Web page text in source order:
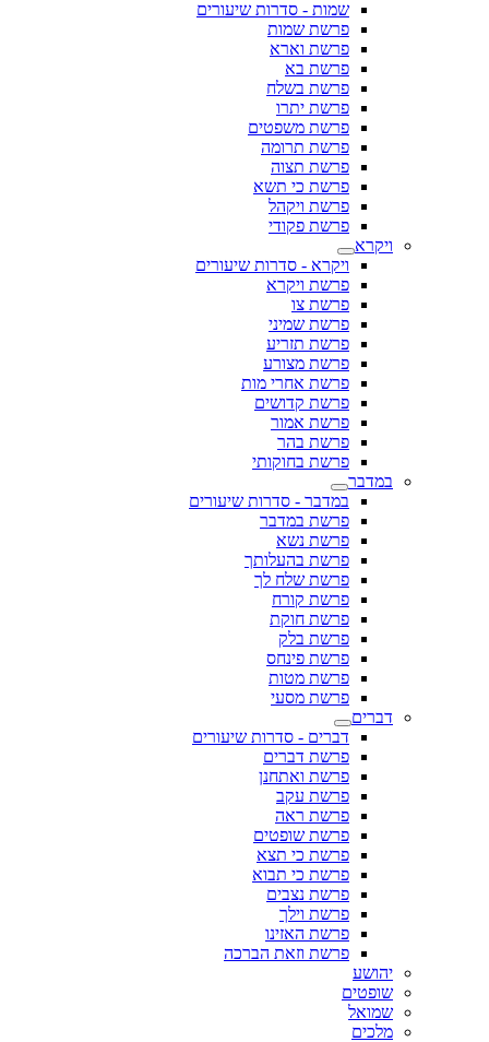
שמות - סדרות שיעורים
פרשת שמות
פרשת וארא
פרשת בא
פרשת בשלח
פרשת יתרו
פרשת משפטים
פרשת תרומה
פרשת תצוה
פרשת כי תשא
פרשת ויקהל
פרשת פקודי
ויקרא
ויקרא - סדרות שיעורים
פרשת ויקרא
פרשת צו
פרשת שמיני
פרשת תזריע
פרשת מצורע
פרשת אחרי מות
פרשת קדושים
פרשת אמור
פרשת בהר
פרשת בחוקותי
במדבר
במדבר - סדרות שיעורים
פרשת במדבר
פרשת נשא
פרשת בהעלותך
פרשת שלח לך
פרשת קורח
פרשת חוקת
פרשת בלק
פרשת פינחס
פרשת מטות
פרשת מסעי
דברים
דברים - סדרות שיעורים
פרשת דברים
פרשת ואתחנן
פרשת עקב
פרשת ראה
פרשת שופטים
פרשת כי תצא
פרשת כי תבוא
פרשת נצבים
פרשת וילך
פרשת האזינו
פרשת וזאת הברכה
יהושע
שופטים
שמואל
מלכים